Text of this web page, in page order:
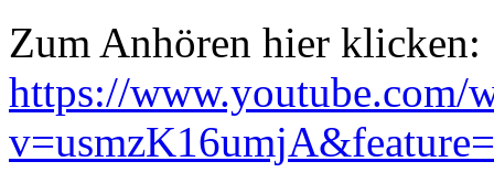
Zum Anhören hier klicken:
https://www.youtube.com/